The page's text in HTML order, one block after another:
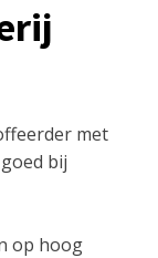
met
bij
op hoog